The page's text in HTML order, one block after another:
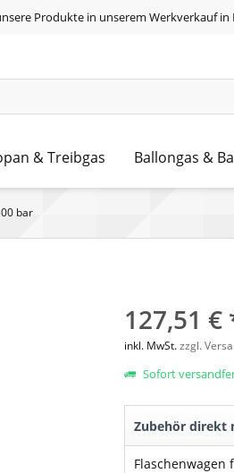
Produkte in unserem Werkverkauf in
& Treibgas Ballongas &
bar
127,51 €
inkl. MwSt.zzgl.
Sofort
Zubehör direkt
Flaschenwagen